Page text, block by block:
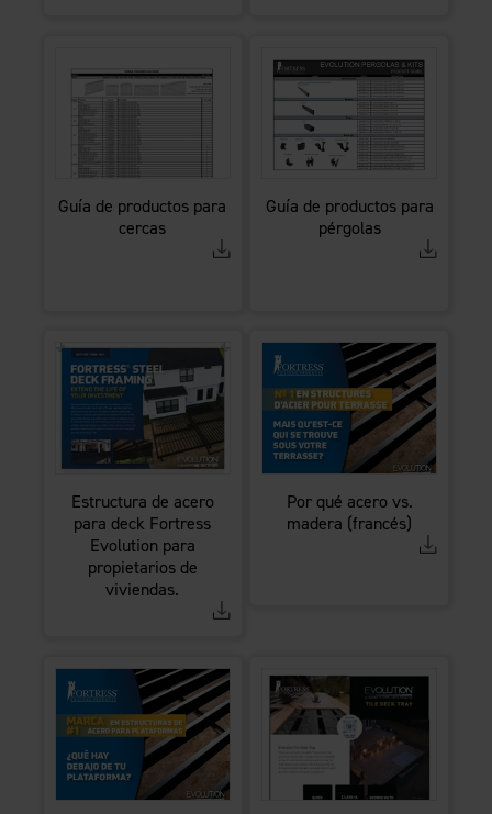
Guía de productos para
cercas
Guía de productos para
pérgolas
Estructura de acero
para deck Fortress
Evolution para
propietarios de
viviendas.
Por qué acero vs.
madera (francés)